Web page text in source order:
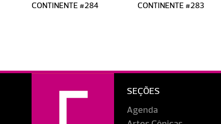
CONTINENTE #284 CONTINENTE #283
SEÇÕES
Agenda